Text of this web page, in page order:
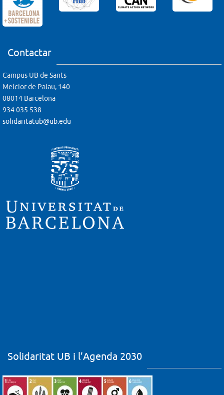
Contactar
Campus UB de Sants
Melcior de Palau, 140
08014 Barcelona
934 035 538
solidaritatub@ub.edu
Solidaritat UB i l’Agenda 2030